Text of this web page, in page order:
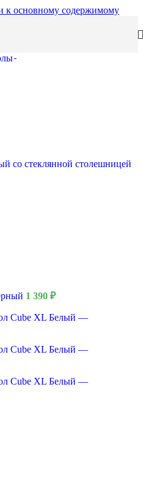
к основному содержимому
со стеклянной столешницей
1 390 ₽